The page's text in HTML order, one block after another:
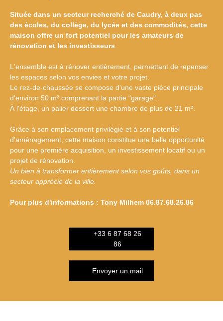
Située dans un secteur recherché de Caudry, à deux pas
des écoles, du collège, du lycée et des commodités, cette
maison offre un fort potentiel pour les amateurs de
rénovation et les investisseurs
L'ensemble est à rénover entièrement, permettant de repenser
les espaces selon vos envies et votre projet.
Le rez-de-chaussée se compose d'une vaste pièce principale
d'environ 50 m² comprenant la partie "garage".
À l'étage, un palier dessert une chambre de plus de 21 m².
Grâce à son emplacement privilégié et à son potentiel
d'aménagement, cette maison constitue une belle opportunité
pour une première acquisition, un investissement locatif ou un
projet de rénovation.
Un bien à transformer entièrement selon vos goûts, dans un
secteur apprécié de la ville.
Pour plus d'informations : Tony Milhem 06.87.68.26.86
+33 6 87 68 26
86
Envoyer un mail